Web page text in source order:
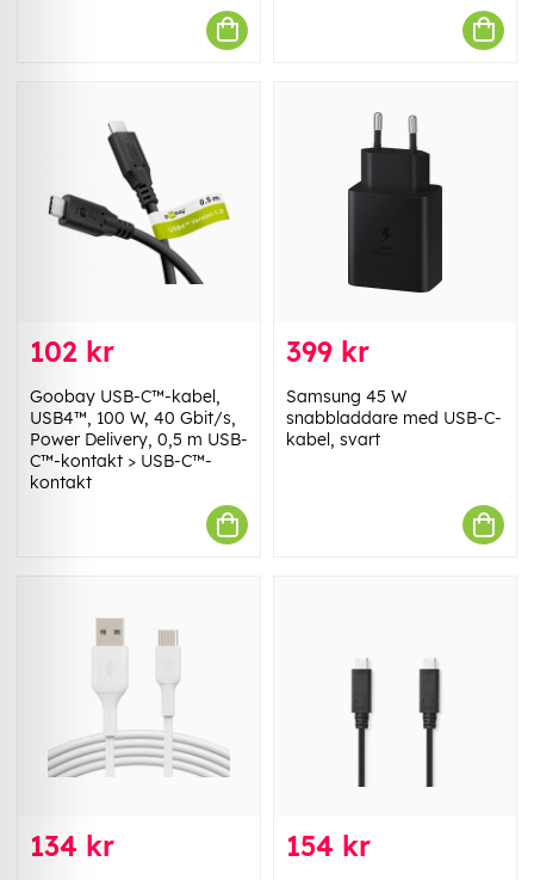
102 kr
Goobay USB-C™-kabel,
USB4™, 100 W, 40 Gbit/s,
Power Delivery, 0,5 m USB-
C™-kontakt > USB-C™-
kontakt
399 kr
Samsung 45 W
snabbladdare med USB-C-
kabel, svart
134 kr 154 kr